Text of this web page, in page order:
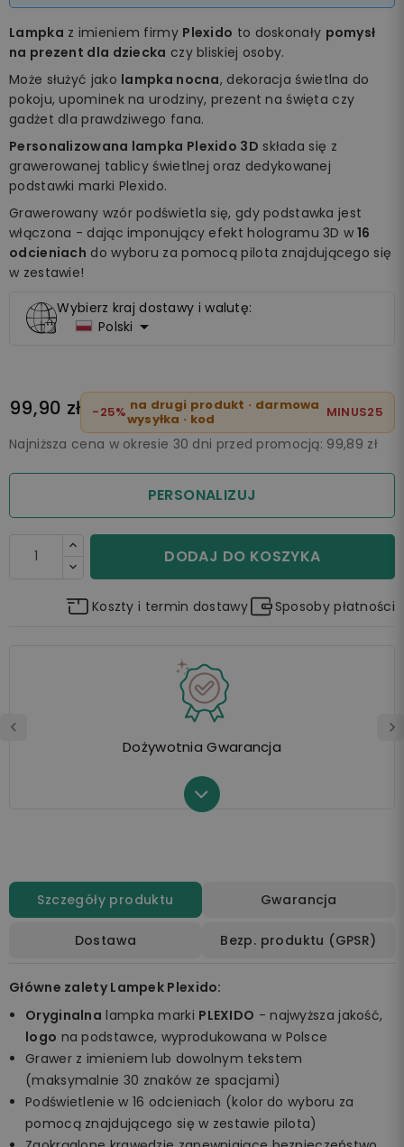
Lampka z imieniem firmy Plexido to doskonały pomysł
na prezent dla dziecka czy bliskiej osoby.
Może służyć jako lampka nocna, dekoracja świetlna do
pokoju, upominek na urodziny, prezent na święta czy
gadżet dla prawdziwego fana.
Personalizowana lampka Plexido 3D składa się z
grawerowanej tablicy świetlnej oraz dedykowanej
podstawki marki Plexido.
Grawerowany wzór podświetla się, gdy podstawka jest
włączona - dając imponujący efekt hologramu 3D w 16
odcieniach do wyboru za pomocą pilota znajdującego się
w zestawie!
Wybierz kraj dostawy i walutę:
Polski 
99,90 zł -25% na drugi produkt · darmowa
wysyłka · kod
MINUS25
Najniższa cena w okresie 30 dni przed promocją: 99,89 zł
PERSONALIZUJ
DODAJ DO KOSZYKA
Koszty i termin dostawy Sposoby płatności
Dożywotnia Gwarancja
Szczegóły produktu Gwarancja
Dostawa Bezp. produktu (GPSR)
Główne zalety Lampek Plexido:
Oryginalna lampka marki PLEXIDO - najwyższa jakość,
logo na podstawce, wyprodukowana w Polsce
Grawer z imieniem lub dowolnym tekstem
(maksymalnie 30 znaków ze spacjami)
Podświetlenie w 16 odcieniach (kolor do wyboru za
pomocą znajdującego się w zestawie pilota)